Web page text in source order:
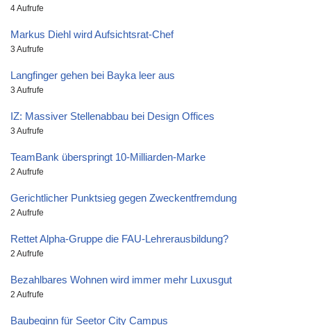
4 Aufrufe
Markus Diehl wird Aufsichtsrat-Chef
3 Aufrufe
Langfinger gehen bei Bayka leer aus
3 Aufrufe
IZ: Massiver Stellenabbau bei Design Offices
3 Aufrufe
TeamBank überspringt 10-Milliarden-Marke
2 Aufrufe
Gerichtlicher Punktsieg gegen Zweckentfremdung
2 Aufrufe
Rettet Alpha-Gruppe die FAU-Lehrerausbildung?
2 Aufrufe
Bezahlbares Wohnen wird immer mehr Luxusgut
2 Aufrufe
Baubeginn für Seetor City Campus